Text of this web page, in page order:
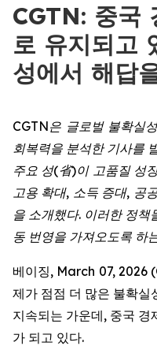
CGTN: 중국
로 유지되고
성에서 해답
CGTN은 글로벌 불확실
회복력을 분석한 기사를
주요 성(省)이 고품질 성
고용 확대, 소득 증대, 공
을 소개했다. 이러한 정책
동 번영을 가져오도록 하
베이징, March 07, 2026
제가 점점 더 많은 불확실
지속되는 가운데, 중국 경
가 되고 있다.